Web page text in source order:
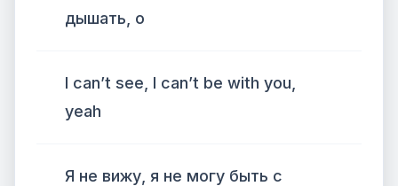
дышать, о
I can’t see, I can’t be with you,
yeah
Я не вижу, я не могу быть с